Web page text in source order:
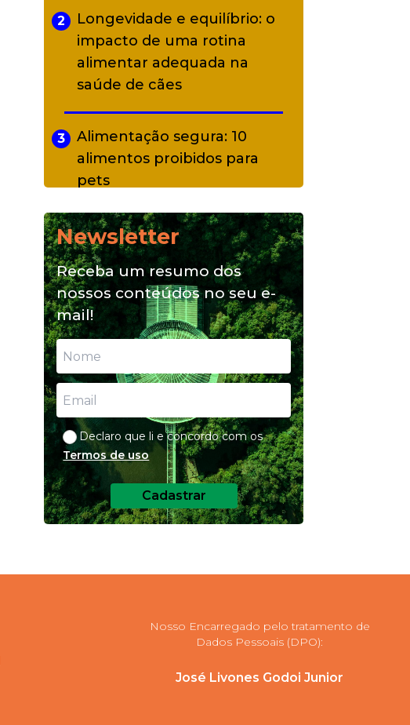
2
Longevidade e equilíbrio: o
impacto de uma rotina
alimentar adequada na
saúde de cães
3
Alimentação segura: 10
alimentos proibidos para
pets
4
Alimentação natural e mix
feeding: conheça essas
opções para nutrição do seu
pet
Newsletter
Receba um resumo dos
nossos conteúdos no seu e-
mail!
Declaro que li e concordo com os
Termos de uso
Cadastrar
Nosso Encarregado pelo tratamento de
Dados Pessoais (DPO):
José Livones Godoi Junior